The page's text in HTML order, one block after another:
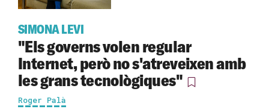
SIMONA LEVI
"Els governs volen regular
Internet, però no s'atreveixen amb
les grans tecnològiques"
Roger Palà